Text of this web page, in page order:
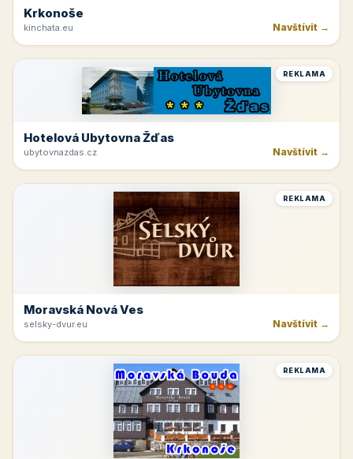
Krkonoše
kinchata.eu Navštívit →
REKLAMA
Hotelová Ubytovna Žďas
ubytovnazdas.cz Navštívit →
REKLAMA
Moravská Nová Ves
selsky-dvur.eu Navštívit →
REKLAMA